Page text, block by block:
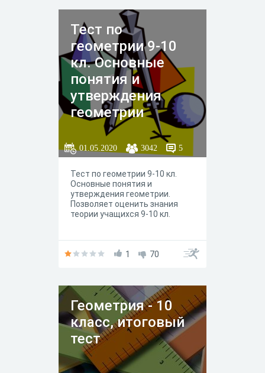
Тест по
геометрии 9-10
кл. Основные
понятия и
утверждения
геометрии
01.05.2020 3042 5
Тест по геометрии 9-10 кл.
Основные понятия и
утверждения геометрии.
Позволяет оценить знания
теории учащихся 9-10 кл.
1 70
Геометрия - 10
класс, итоговый
тест